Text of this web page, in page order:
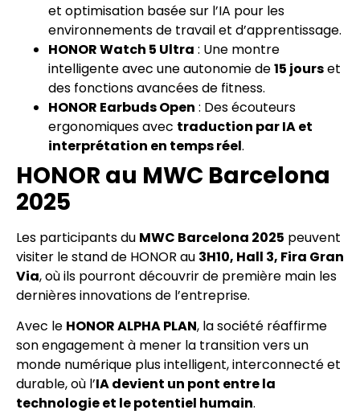
et optimisation basée sur l’IA pour les
environnements de travail et d’apprentissage.
HONOR Watch 5 Ultra : Une montre
intelligente avec une autonomie de15 jourset
des fonctions avancées de fitness.
HONOR Earbuds Open : Des écouteurs
ergonomiques avec traduction par IA et
interprétation en temps réel.
HONOR au MWC Barcelona
2025
Les participants du MWC Barcelona 2025 peuvent
visiter le stand de HONOR au 3H10, Hall 3, Fira Gran
Via, où ils pourront découvrir de première main les
dernières innovations de l’entreprise.
Avec le HONOR ALPHA PLAN, la société réaffirme
son engagement à mener la transition vers un
monde numérique plus intelligent, interconnecté et
durable, où l’IA devient un pont entre la
technologie et le potentiel humain.